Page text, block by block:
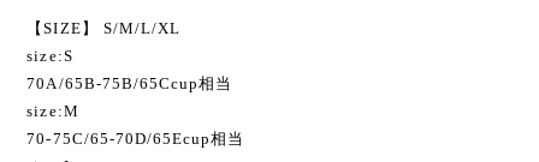
【SIZE】 S/M/L/XL
size:S
70A/65B-75B/65Ccup相当
size:M
70-75C/65-70D/65Ecup相当